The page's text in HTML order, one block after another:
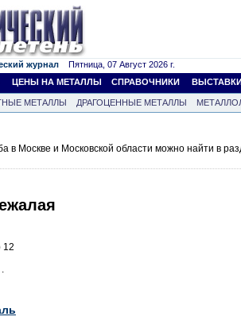
журнал Пятница, 07 Август 2026 г.
ЦЕНЫ НА МЕТАЛЛЫ СПРАВОЧНИКИ
МЕТАЛЛЫ ДРАГОЦЕННЫЕ МЕТАЛЛЫ
в Москве и Московской области можно найти в
12